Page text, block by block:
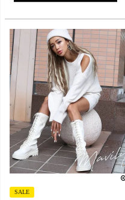
SALE